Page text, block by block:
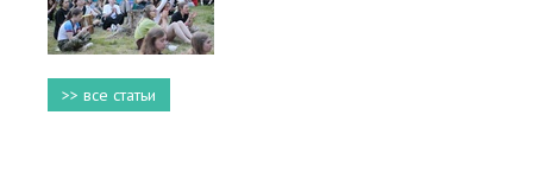
>> все статьи